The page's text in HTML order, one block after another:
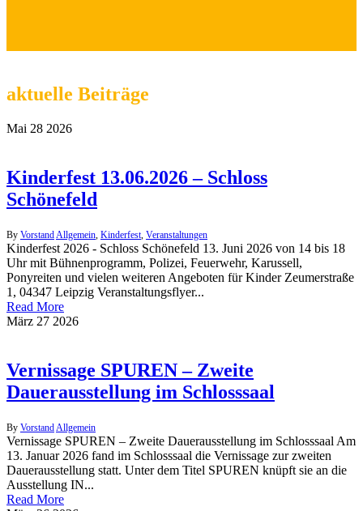
aktuelle Beiträge
Mai 28 2026
Kinderfest 13.06.2026 – Schloss
Schönefeld
By VorstandAllgemein, Kinderfest, Veranstaltungen
Kinderfest 2026 - Schloss Schönefeld 13. Juni 2026 von 14 bis 18
Uhr mit Bühnenprogramm, Polizei, Feuerwehr, Karussell,
Ponyreiten und vielen weiteren Angeboten für Kinder Zeumerstraße
1, 04347 Leipzig Veranstaltungsflyer...
Read More
März 27 2026
Vernissage SPUREN – Zweite
Dauerausstellung im Schlosssaal
By VorstandAllgemein
Vernissage SPUREN – Zweite Dauerausstellung im Schlosssaal Am
13. Januar 2026 fand im Schlosssaal die Vernissage zur zweiten
Dauerausstellung statt. Unter dem Titel SPUREN knüpft sie an die
Ausstellung IN...
Read More